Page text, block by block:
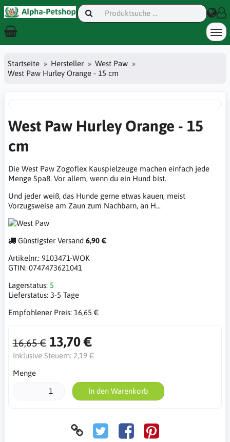
Startseite Hersteller
West Paw
West Paw Hurley Orange - 15 cm
West Paw Hurley Orange - 15
cm
Die West Paw Zogoflex Kauspielzeuge machen einfach jede
Menge Spaß. Vor allem, wenn du ein Hund bist.
Und jeder weiß, das Hunde gerne etwas kauen, meist
Vorzugsweise am Zaun zum Nachbarn, an H...
Günstigster Versand 6,90 €
Artikelnr.: 9103471-WOK
GTIN: 0747473621041
Lagerstatus: 5
Lieferstatus: 3-5 Tage
Empfohlener Preis: 16,65 €
16,65 € 13,70 €
Inklusive Steuern: 2,19 €
Menge
In den Warenkorb